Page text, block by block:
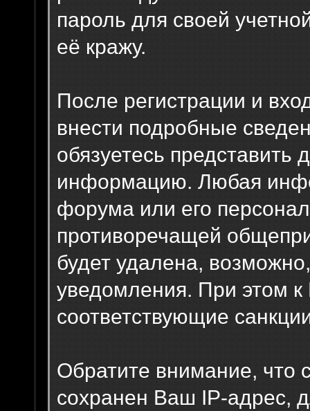
пароль для своей
её кражу.
После регистрации и
внести подробные
обязуетесь представить
информацию. Любая
форума или его
противоречащей
будет удалена,
уведомления. При этом
соответствующие
Обратите внимание,
сохранен Ваш IP-адрес,